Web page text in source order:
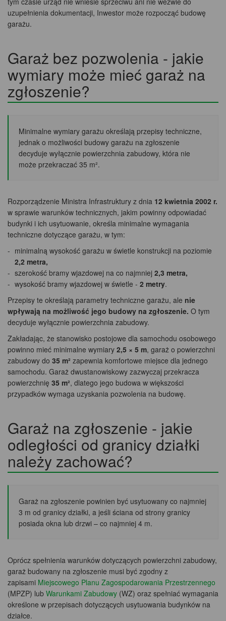
uzupełnienia dokumentacji, Inwestor może rozpocząć budowę
garażu.
Garaż bez pozwolenia - jakie
wymiary może mieć garaż na
zgłoszenie?
Minimalne wymiary garażu określają przepisy techniczne,
jednak o możliwości budowy garażu na zgłoszenie
decyduje wyłącznie powierzchnia zabudowy, która nie
może przekraczać 35 m².
Rozporządzenie Ministra Infrastruktury z dnia 12 kwietnia 2002 r.
w sprawie warunków technicznych, jakim powinny odpowiadać
budynki i ich usytuowanie, określa minimalne wymagania
techniczne dotyczące garażu, w tym:
minimalną wysokość garażu w świetle konstrukcji na poziomie
2,2 metra,
szerokość bramy wjazdowej na co najmniej 2,3 metra,
wysokość bramy wjazdowej w świetle - 2 metry.
Przepisy te określają parametry techniczne garażu, ale nie
wpływają na możliwość jego budowy na zgłoszenie. O tym
decyduje wyłącznie powierzchnia zabudowy.
Zakładając, że stanowisko postojowe dla samochodu osobowego
powinno mieć minimalne wymiary 2,5 × 5 m, garaż o powierzchni
zabudowy do 35 m² zapewnia komfortowe miejsce dla jednego
samochodu. Garaż dwustanowiskowy zazwyczaj przekracza
powierzchnię 35 m², dlatego jego budowa w większości
przypadków wymaga uzyskania pozwolenia na budowę.
Garaż na zgłoszenie - jakie
odległości od granicy działki
należy zachować?
Garaż na zgłoszenie powinien być usytuowany co najmniej
3 m od granicy działki, a jeśli ściana od strony granicy
posiada okna lub drzwi – co najmniej 4 m.
Oprócz spełnienia warunków dotyczących powierzchni zabudowy,
garaż budowany na zgłoszenie musi być zgodny z
zapisami Miejscowego Planu Zagospodarowania Przestrzennego
(MPZP) lub Warunkami Zabudowy (WZ) oraz spełniać wymagania
określone w przepisach dotyczących usytuowania budynków na
działce.